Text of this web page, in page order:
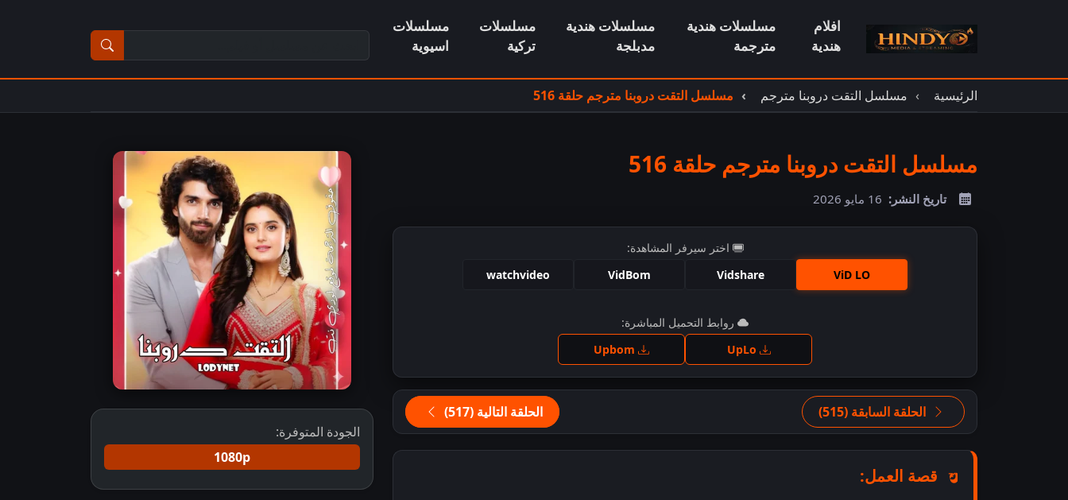
افلام
هندية
مسلسلات هندية
مترجمة
مسلسلات هندية
مدبلجة
مسلسلات
تركية
مسلسلات
اسيوية
الرئيسية مسلسل التقت دروبنا مترجم مسلسل التقت دروبنا مترجم حلقة 516
مسلسل التقت دروبنا مترجم حلقة 516
تاريخ النشر: 16 مايو 2026
اختر سيرفر المشاهدة:
ViD LO
Vidshare
VidBom
watchvideo
اضغط للمشاهدة
روابط التحميل المباشرة:
الحلقة السابقة (515) الحلقة التالية (517)
قصة العمل:
الجودة المتوفرة:
1080p